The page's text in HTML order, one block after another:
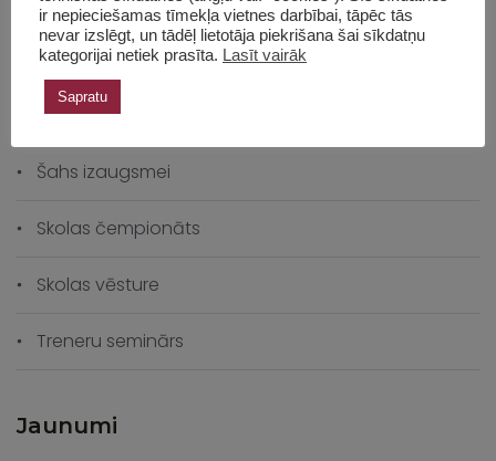
Piemiņas turnīrs
Šaha vēsture
Šahs izaugsmei
Skolas čempionāts
Skolas vēsture
Treneru seminārs
Jaunumi
ir nepieciešamas tīmekļa vietnes darbībai, tāpēc tās
nevar izslēgt, un tādēļ lietotāja piekrišana šai sīkdatņu
kategorijai netiek prasīta. Lasīt vairāk
Sapratu